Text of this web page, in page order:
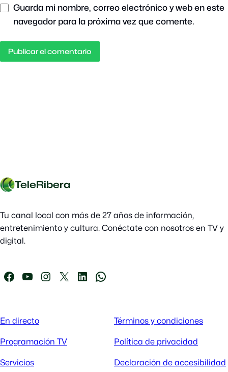
Guarda mi nombre, correo electrónico y web en este
navegador para la próxima vez que comente.
TeleRibera
Tu canal local con más de 27 años de información,
entretenimiento y cultura. Conéctate con nosotros en TV y
digital.
En directo
Programación TV
Servicios
Términos y condiciones
Política de privacidad
Declaración de accesibilidad